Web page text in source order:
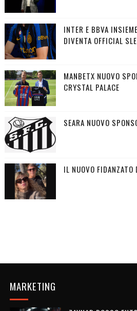
INTER E BBVA
DIVENTA OFFICIAL
MANBETX NUOVO
CRYSTAL PALACE
SEARA NUOVO
IL NUOVO
MARKETING